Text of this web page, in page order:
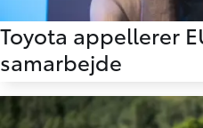
Toyota appellerer
samarbejde